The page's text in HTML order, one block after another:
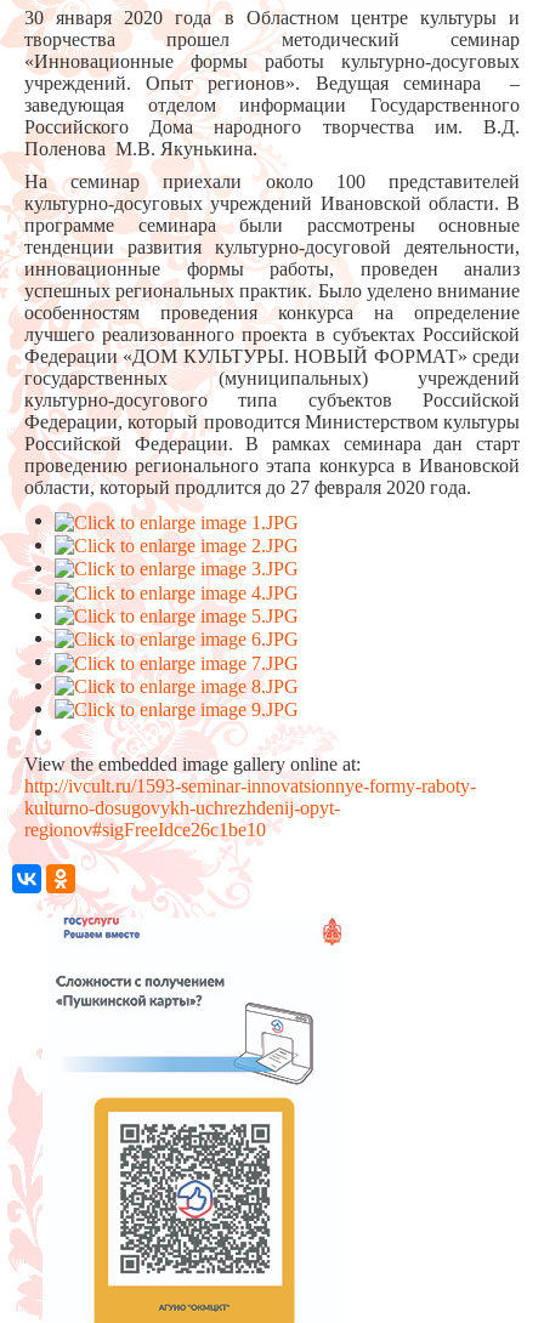
30 января 2020 года в Областном центре культуры и
творчества прошел методический семинар
«Инновационные формы работы культурно-досуговых
учреждений. Опыт регионов». Ведущая семинара –
заведующая отделом информации Государственного
Российского Дома народного творчества им. В.Д.
Поленова М.В. Якунькина.
На семинар приехали около 100 представителей
культурно-досуговых учреждений Ивановской области. В
программе семинара были рассмотрены основные
тенденции развития культурно-досуговой деятельности,
инновационные формы работы, проведен анализ
успешных региональных практик. Было уделено внимание
особенностям проведения конкурса на определение
лучшего реализованного проекта в субъектах Российской
Федерации «ДОМ КУЛЬТУРЫ. НОВЫЙ ФОРМАТ» среди
государственных (муниципальных) учреждений
культурно-досугового типа субъектов Российской
Федерации, который проводится Министерством культуры
Российской Федерации. В рамках семинара дан старт
проведению регионального этапа конкурса в Ивановской
области, который продлится до 27 февраля 2020 года.
View the embedded image gallery online at:
http://ivcult.ru/1593-seminar-innovatsionnye-formy-raboty-
kulturno-dosugovykh-uchrezhdenij-opyt-
regionov#sigFreeIdce26c1be10